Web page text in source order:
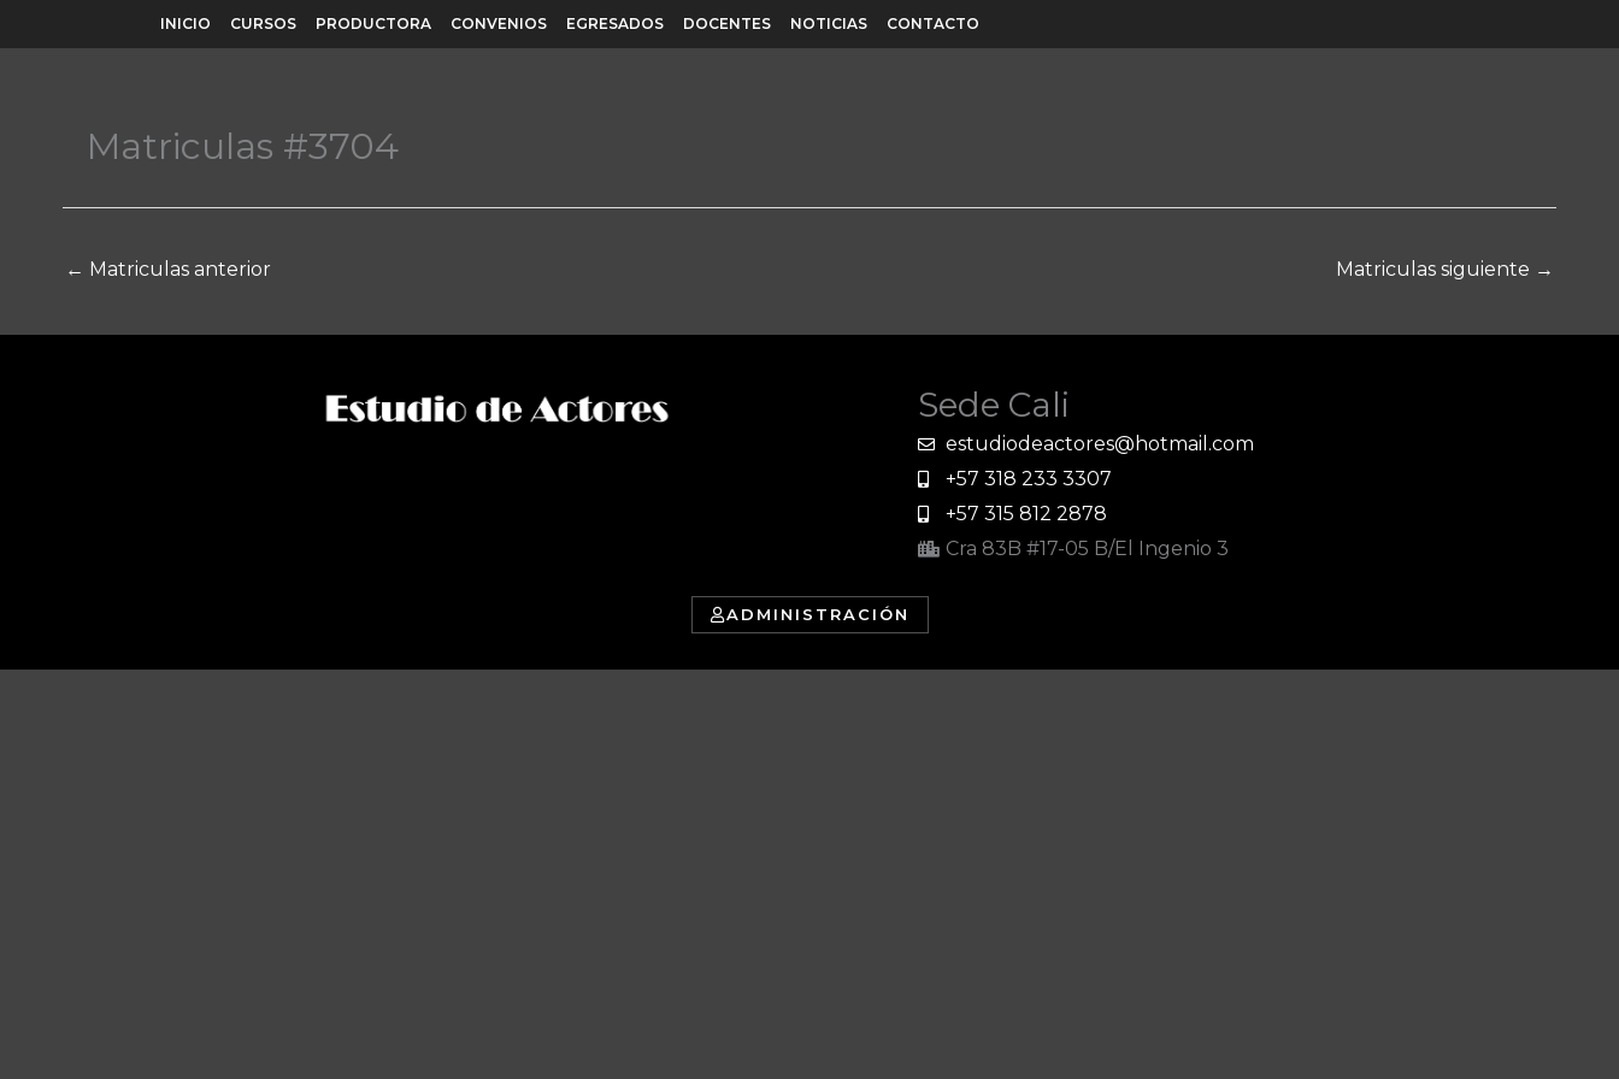
al
INICIO CURSOS PRODUCTORA CONVENIOS EGRESADOS DOCENTES NOTICIAS CONTACTO
Matriculas #3704
← Matriculas anterior Matriculas siguiente →
Sede Cali
estudiodeactores@hotmail.com
+57 318 233 3307
+57 315 812 2878
Cra 83B #17-05 B/El Ingenio 3
ADMINISTRACIÓN